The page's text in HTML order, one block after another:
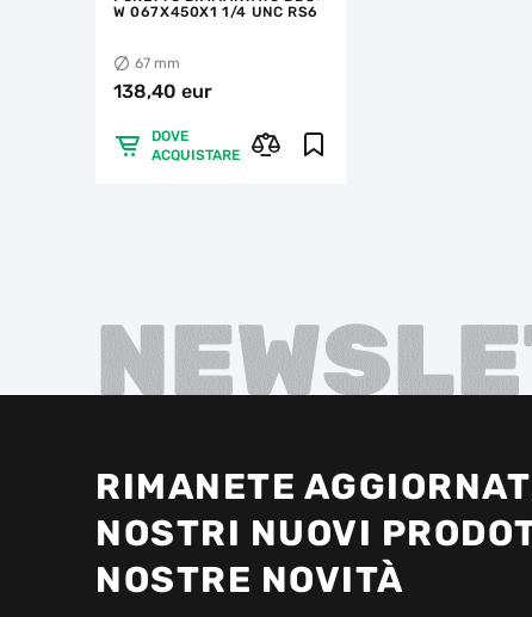
W 067X450X1 1/4 UNC RS6
67 mm
138,40 eur
DOVE
ACQUISTARE
RIMANETE
NOSTRI NUOVI
NOSTRE NOVITÀ